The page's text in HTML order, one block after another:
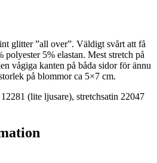
glitter ”all over”. Väldigt svårt att få
polyester 5% elastan. Mest stretch på
vågiga kanten på båda sidor för ännu
på blommor ca 5×7 cm.
(lite ljusare), stretchsatin 22047